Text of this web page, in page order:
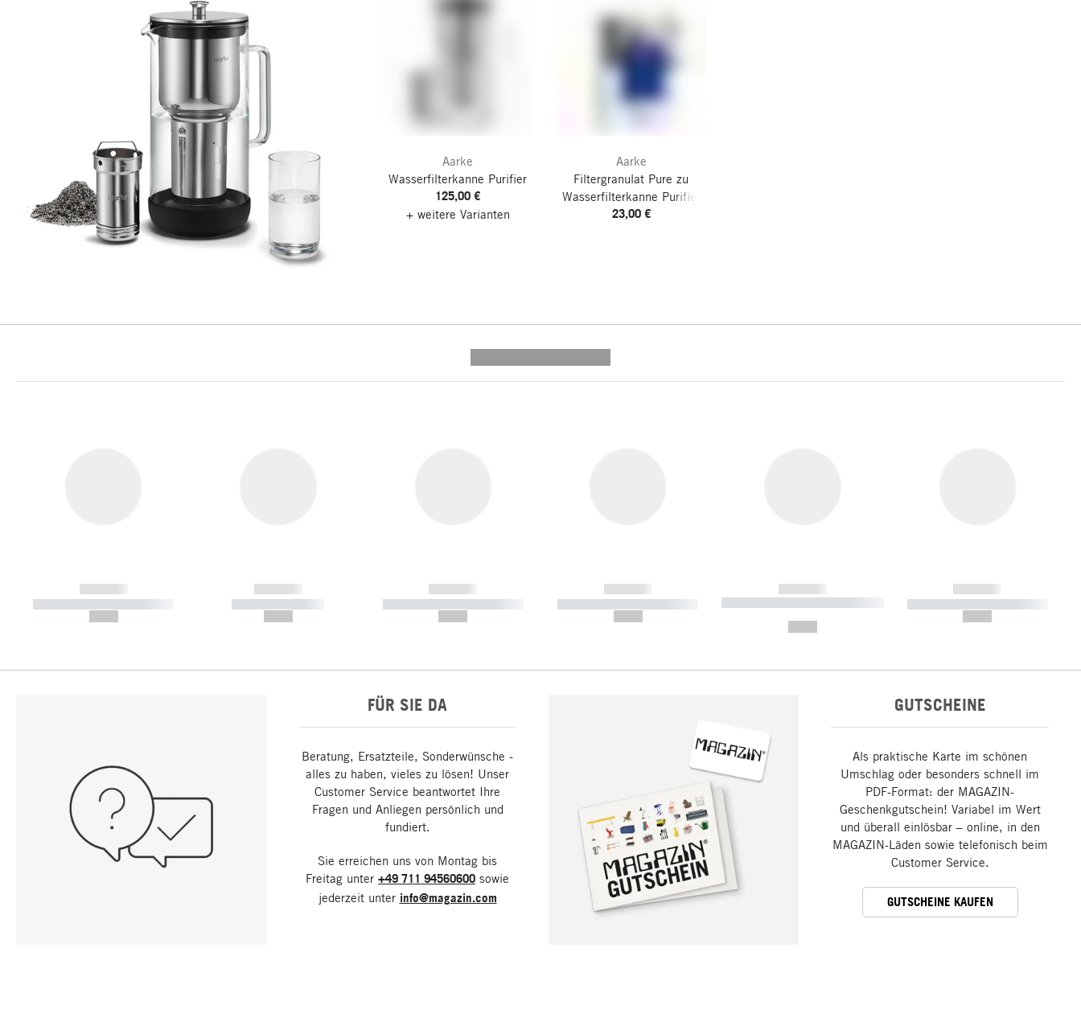
Aarke
Wasserfilterkanne Purifier
125,00 €
+ weitere Varianten
Aarke
Filtergranulat Pure zu
Wasserfilterkanne Purifier
23,00 €
------------
----------- ----------- -----------
------------
----------- -----------
------------
----------- ----------- -----------
------------
----------- ----------- -----------
------------
----------- ----------- ----------- ----
------------
----------- ----------- -----------
FÜR SIE DA
Beratung, Ersatzteile, Sonderwünsche -
alles zu haben, vieles zu lösen! Unser
Customer Service beantwortet Ihre
Fragen und Anliegen persönlich und
fundiert.
Sie erreichen uns von Montag bis
Freitag unter +49 711 94560600 sowie
jederzeit unter info@magazin.com
GUTSCHEINE
Als praktische Karte im schönen
Umschlag oder besonders schnell im
PDF-Format: der MAGAZIN-
Geschenkgutschein! Variabel im Wert
und überall einlösbar – online, in den
MAGAZIN-Läden sowie telefonisch beim
Customer Service.
GUTSCHEINE KAUFEN